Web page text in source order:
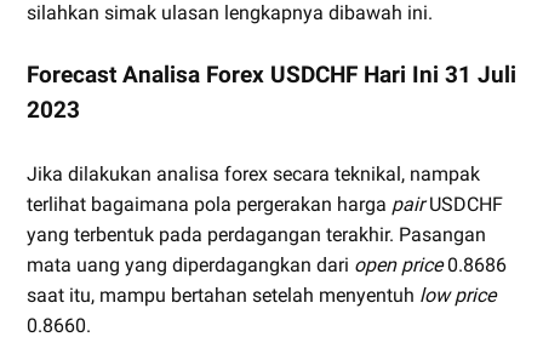
silahkan simak ulasan lengkapnya dibawah ini.
Forecast Analisa Forex USDCHF Hari Ini 31 Juli
2023
Jika dilakukan analisa forex secara teknikal, nampak
terlihat bagaimana pola pergerakan harga pairUSDCHF
yang terbentuk pada perdagangan terakhir. Pasangan
mata uang yang diperdagangkan dari open price0.8686
saat itu, mampu bertahan setelah menyentuh low price
0.8660.